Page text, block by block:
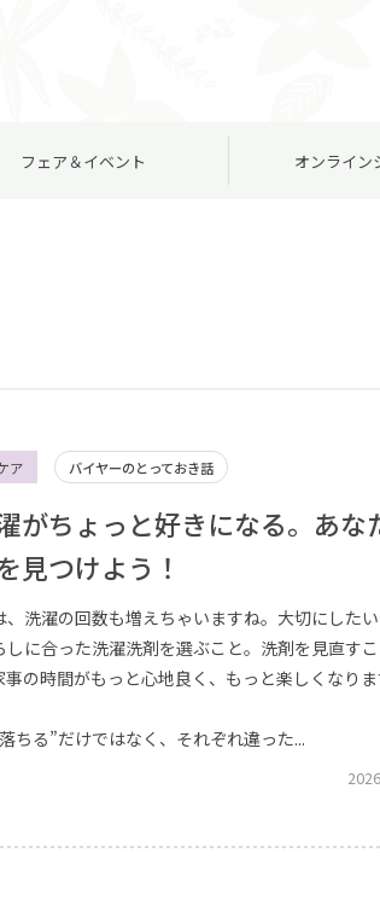
フェア＆イベント オンライン
ア バイヤーのとっておき話
がちょっと好きになる。あな
見つけよう！
、洗濯の回数も増えちゃいますね。大切にした
しに合った洗濯洗剤を選ぶこと。洗剤を見直す
の時間がもっと心地良く、もっと楽しくなりま
ちる”だけではなく、それぞれ違った...